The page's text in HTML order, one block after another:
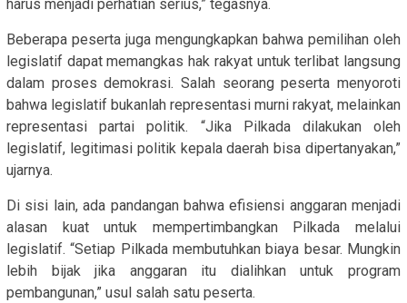
harus menjadi perhatian serius,” tegasnya.
Beberapa peserta juga mengungkapkan bahwa pemilihan oleh
legislatif dapat memangkas hak rakyat untuk terlibat langsung
dalam proses demokrasi. Salah seorang peserta menyoroti
bahwa legislatif bukanlah representasi murni rakyat, melainkan
representasi partai politik. “Jika Pilkada dilakukan oleh
legislatif, legitimasi politik kepala daerah bisa dipertanyakan,”
ujarnya.
Di sisi lain, ada pandangan bahwa efisiensi anggaran menjadi
alasan kuat untuk mempertimbangkan Pilkada melalui
legislatif. “Setiap Pilkada membutuhkan biaya besar. Mungkin
lebih bijak jika anggaran itu dialihkan untuk program
pembangunan,” usul salah satu peserta.